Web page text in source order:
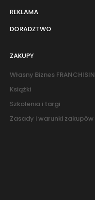
REKLAMA
DORADZTWO
ZAKUPY
Własny Biznes
Książki
Szkolenia i targi
Zasady i warunki zakupów